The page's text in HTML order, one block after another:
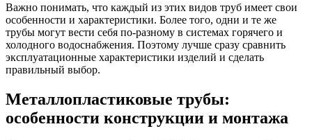
Важно понимать, что каждый из этих видов труб имеет свои
особенности и характеристики. Более того, одни и те же
трубы могут вести себя по-разному в системах горячего и
холодного водоснабжения. Поэтому лучше сразу сравнить
эксплуатационные характеристики изделий и сделать
правильный выбор.
Металлопластиковые трубы:
особенности конструкции и монтажа